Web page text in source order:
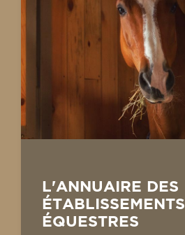
L'ANNUAIRE DES
ÉTABLISSEMENTS
ÉQUESTRES